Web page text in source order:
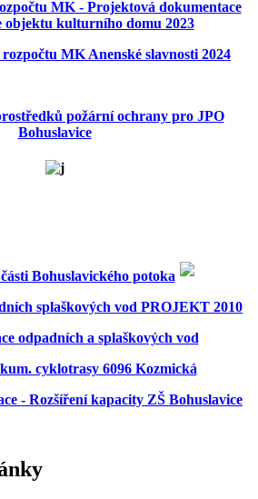
MK - Projektová dokumentace
objektu kulturního domu 2023
MK Anenské slavnosti 2024
požární ochrany pro JPO
Bohuslavice
Bohuslavického potoka
splaškových vod PROJEKT 2010
odpadních a splaškových vod
cyklotrasy 6096 Kozmická
- Rozšíření kapacity ZŠ Bohuslavice